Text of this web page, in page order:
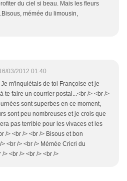
du ciel si beau. Mais les fleurs
mémée du limousin,
03/2012 01:40
Je m'inquiétais de toi Françoise et je
te faire un courrier postal...<br /> <br />
sont superbes en ce moment,
sont peu nombreuses et je crois que
pas terrible pour les vivaces et les
/> <br /> <br /> Bisous et bon
<br /> <br /> Mémée Cricri du
/> <br /> <br /> <br />